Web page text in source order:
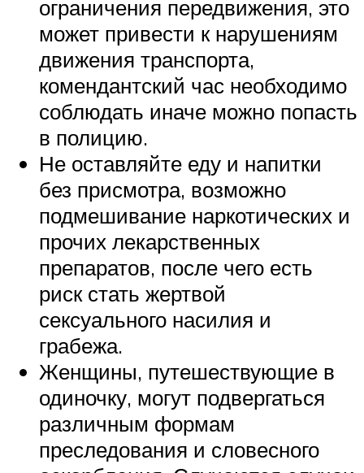
ограничения передвижения, это
может привести к нарушениям
движения транспорта,
комендантский час необходимо
соблюдать иначе можно попасть
в полицию.
Не оставляйте еду и напитки
без присмотра, возможно
подмешивание наркотических и
прочих лекарственных
препаратов, после чего есть
риск стать жертвой
сексуального насилия и
грабежа.
Женщины, путешествующие в
одиночку, могут подвергаться
различным формам
преследования и словесного